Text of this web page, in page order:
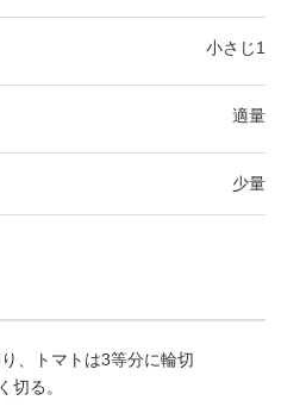
小さじ1
適量
少量
、トマトは3等分に輪切
切る。